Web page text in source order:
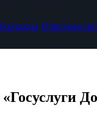
Обратная